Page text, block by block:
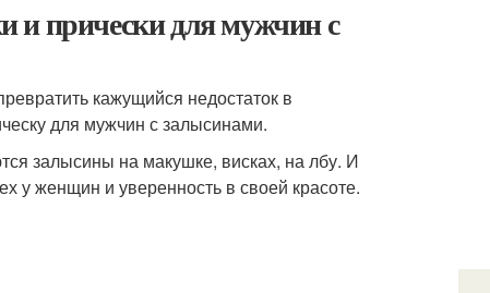
и прически для мужчин с
кажущийся недостаток в
для мужчин с залысинами.
залысины на макушке, висках, на лбу. И
у женщин и уверенность в своей красоте.